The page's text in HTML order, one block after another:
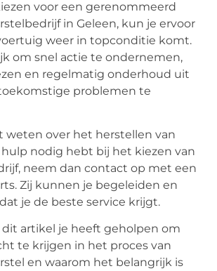
voor een gerenommeerd
in Geleen, kun je ervoor
weer in topconditie komt.
om snel actie te ondernemen,
en regelmatig onderhoud uit
problemen te
weten over het herstellen van
nodig hebt bij het kiezen van
neem dan contact op met een
Zij kunnen je begeleiden en
je de beste service krijgt.
artikel je heeft geholpen om
te krijgen in het proces van
en waarom het belangrijk is